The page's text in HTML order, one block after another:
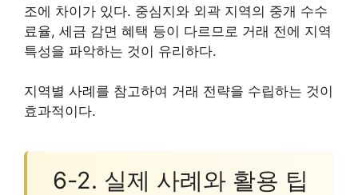
조에 차이가 있다. 중심지와 외곽 지역의 중개 수수
료율, 세금 감면 혜택 등이 다르므로 거래 전에 지역
특성을 파악하는 것이 유리하다.
지역별 사례를 참고하여 거래 전략을 수립하는 것이
효과적이다.
6-2. 실제 사례와 활용 팁